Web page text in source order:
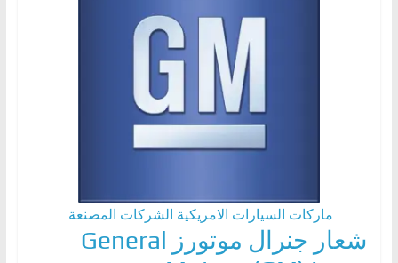
ماركات السيارات الامريكية الشركات المصنعة
شعار جنرال موتورز General